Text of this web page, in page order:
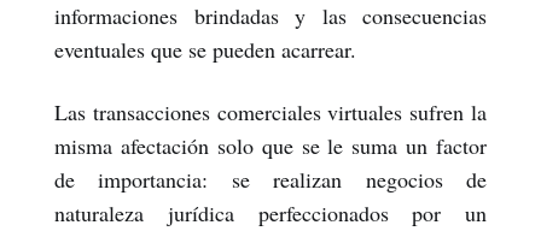
informaciones brindadas y las consecuencias
eventuales que se pueden acarrear.
Las transacciones comerciales virtuales sufren la
misma afectación solo que se le suma un factor
de importancia: se realizan negocios de
naturaleza jurídica perfeccionados por un